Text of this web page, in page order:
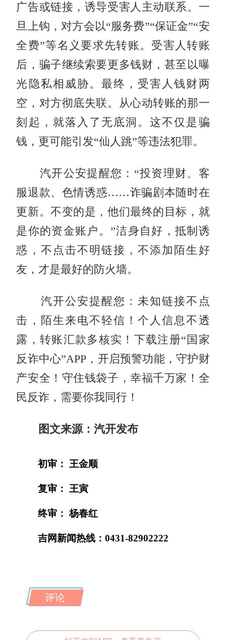
广告或链接，诱导受害人主动联系。一
旦上钩，对方会以“服务费”“保证金”“安
全费”等名义要求先转账。受害人转账
后，骗子继续索要更多钱财，甚至以曝
光隐私相威胁。最终，受害人钱财两
空，对方彻底失联。从心动转账的那一
刻起，就落入了无底洞。这不仅是骗
钱，更可能引发“仙人跳”等违法犯罪。
汽开公安提醒您：“投资理财、客
服退款、色情诱惑……诈骗剧本随时在
更新。不变的是，他们最终的目标，就
是你的资金账户。”洁身自好，抵制诱
惑，不点击不明链接，不添加陌生好
友，才是最好的防火墙。
汽开公安提醒您：未知链接不点
击，陌生来电不轻信！个人信息不透
露，转账汇款多核实！下载注册“国家
反诈中心”APP，开启预警功能，守护财
产安全！守住钱袋子，幸福千万家！全
民反诈，需要你我同行！
图文来源：汽开发布
初审： 王金顺
复审： 王寅
终审： 杨春红
吉网新闻热线：0431-82902222
评论